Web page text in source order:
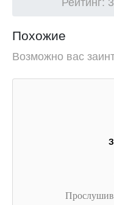
Рейтинг:
Похожие
Возможно вас